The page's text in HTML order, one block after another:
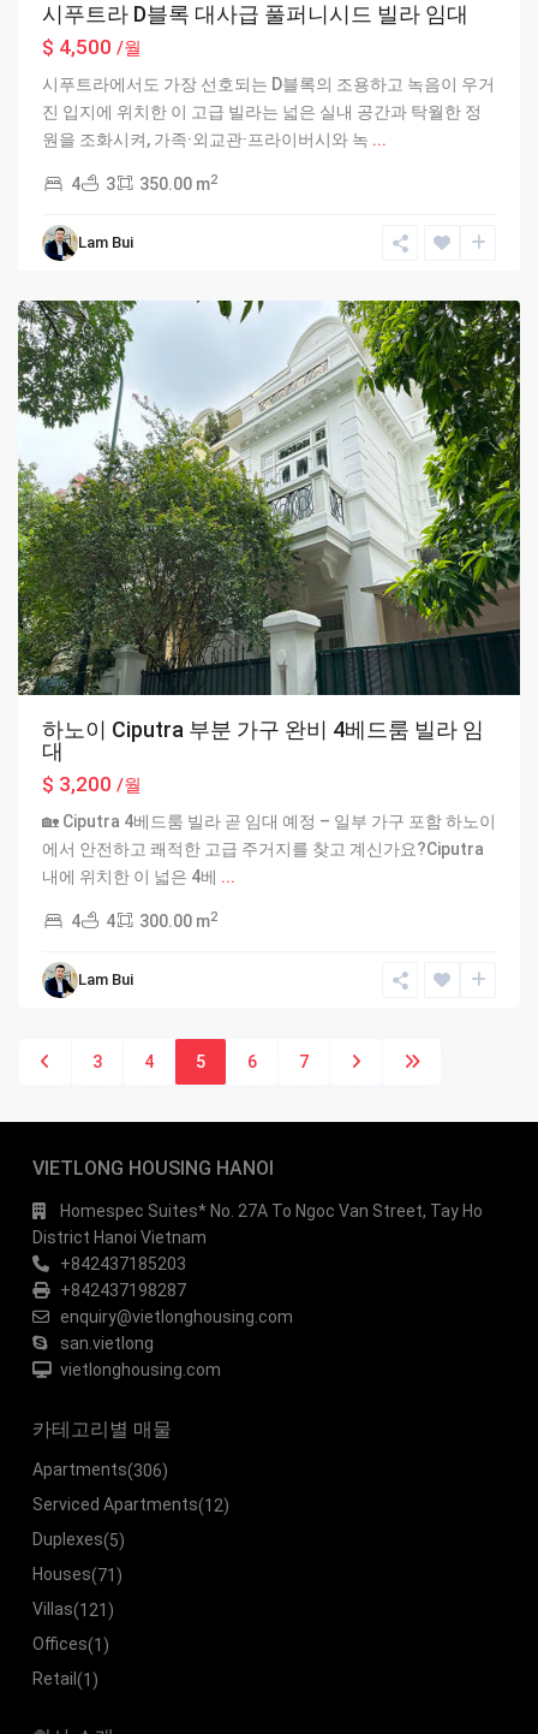
시푸트라 D블록 대사급 풀퍼니시드 빌라 임대
$ 4,500 /월
시푸트라에서도 가장 선호되는 D블록의 조용하고 녹음이 우거
진 입지에 위치한 이 고급 빌라는 넓은 실내 공간과 탁월한 정
원을 조화시켜, 가족·외교관·프라이버시와 녹 ...
4 3 350.00 m2
Lam Bui
Ciputra
Hanoi,
하노이 Ciputra 부분 가구 완비 4베드룸 빌라 임
대
$ 3,200 /월
🏡 Ciputra 4베드룸 빌라 곧 임대 예정 – 일부 가구 포함 하노이
에서 안전하고 쾌적한 고급 주거지를 찾고 계신가요?Ciputra
내에 위치한 이 넓은 4베 ...
4 4 300.00 m2
Lam Bui
3 4 5 6 7
VIETLONG HOUSING HANOI
Homespec Suites* No. 27A To Ngoc Van Street, Tay Ho
District Hanoi Vietnam
+842437185203
+842437198287
enquiry@vietlonghousing.com
san.vietlong
vietlonghousing.com
카테고리별 매물
Apartments(306)
Serviced Apartments(12)
Duplexes(5)
Houses(71)
Villas(121)
Offices(1)
Retail (1)